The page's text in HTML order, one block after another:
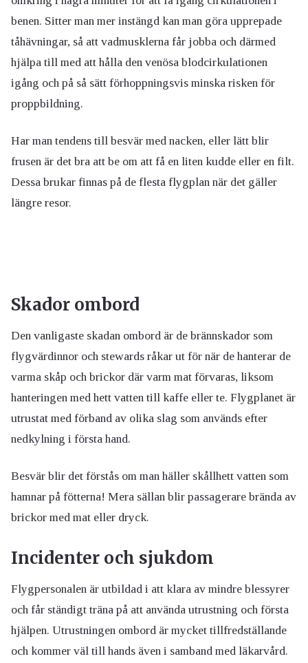
benen. Sitter man mer instängd kan man göra upprepade
tåhävningar, så att vadmusklerna får jobba och därmed
hjälpa till med att hålla den venösa blodcirkulationen
igång och på så sätt förhoppningsvis minska risken för
proppbildning.
Har man tendens till besvär med nacken, eller lätt blir
frusen är det bra att be om att få en liten kudde eller en filt.
Dessa brukar finnas på de flesta flygplan när det gäller
längre resor.
Skador ombord
Den vanligaste skadan ombord är de brännskador som
flygvärdinnor och stewards råkar ut för när de hanterar de
varma skåp och brickor där varm mat förvaras, liksom
hanteringen med hett vatten till kaffe eller te. Flygplanet är
utrustat med förband av olika slag som används efter
nedkylning i första hand.
Besvär blir det förstås om man häller skållhett vatten som
hamnar på fötterna! Mera sällan blir passagerare brända av
brickor med mat eller dryck.
Incidenter och sjukdom
Flygpersonalen är utbildad i att klara av mindre blessyrer
och får ständigt träna på att använda utrustning och första
hjälpen. Utrustningen ombord är mycket tillfredställande
och kommer väl till hands även i samband med läkarvård.